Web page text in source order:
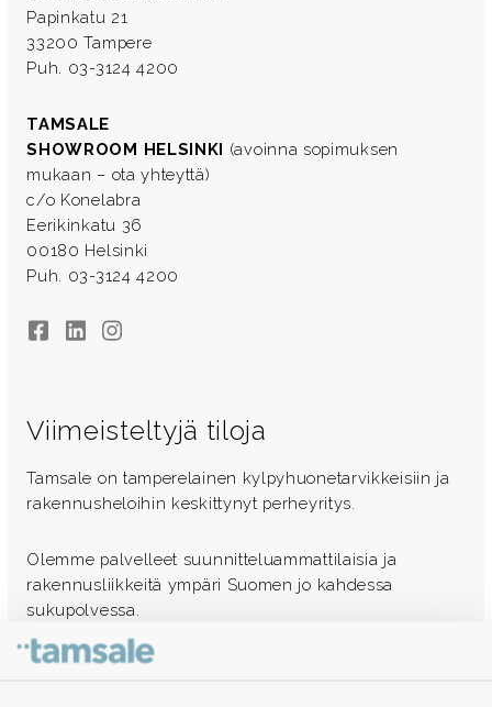
Papinkatu 21
33200 Tampere
Puh. 03-3124 4200
TAMSALE
SHOWROOM HELSINKI (avoinna sopimuksen
mukaan – ota yhteyttä)
c/o Konelabra
Eerikinkatu 36
00180 Helsinki
Puh. 03-3124 4200
FacebookLinkedInInstagram
Viimeisteltyjä tiloja
Tamsale on tamperelainen kylpyhuonetarvikkeisiin ja
rakennusheloihin keskittynyt perheyritys.
Olemme palvelleet suunnitteluammattilaisia ja
rakennusliikkeitä ympäri Suomen jo kahdessa
sukupolvessa.
Ota yhteyttä - autamme mielellämme